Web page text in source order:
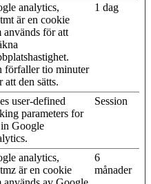
analytics,
är en cookie
används för att
förfaller tio minuter
att den sätts.
1 dag
user-defined
parameters for
Google
Session
analytics,
är en cookie
6
månader